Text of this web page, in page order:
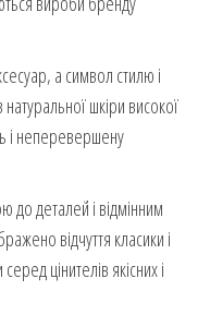
а символ стилю і
шкіри високої
і неперевершену
до деталей і відмінним
відчуття класики і
цінителів якісних і